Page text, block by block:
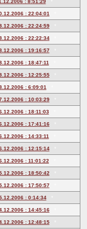
: 8:51:29
: 22:04:01
: 22:24:59
: 22:22:34
: 19:16:57
: 18:47:11
: 12:25:55
: 6:09:01
: 10:03:29
: 18:11:03
: 17:41:16
: 14:33:11
: 12:15:14
: 11:01:22
: 18:50:42
: 17:50:57
: 0:14:34
: 14:45:16
: 12:48:15